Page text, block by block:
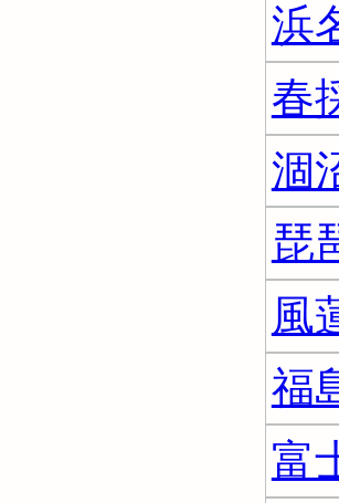
浜
春
涸
琵
風
福
富